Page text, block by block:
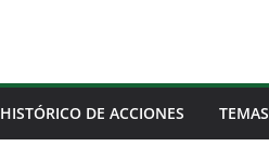
HISTÓRICO DE ACCIONES TEMAS